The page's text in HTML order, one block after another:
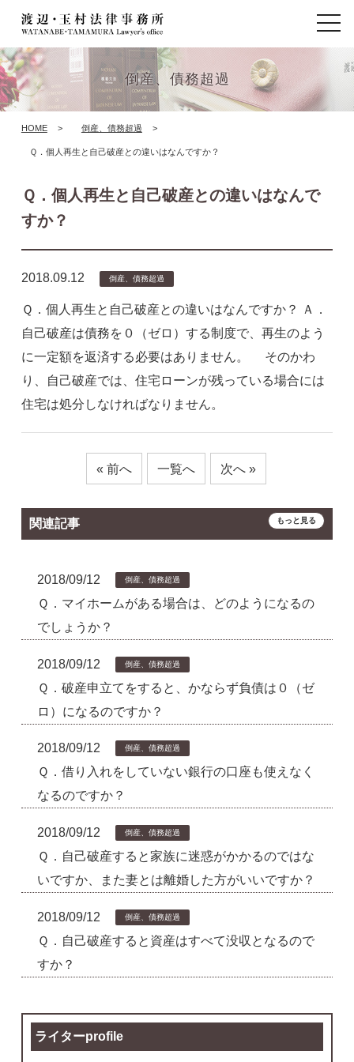
倒産、債務超過
HOME > 倒産、債務超過 >
Ｑ．個人再生と自己破産との違いはなんですか？
Ｑ．個人再生と自己破産との違いはなんで
すか？
2018.09.12 倒産、債務超過
Ｑ．個人再生と自己破産との違いはなんですか？ Ａ．
自己破産は債務を０（ゼロ）する制度で、再生のよう
に一定額を返済する必要はありません。 そのかわ
り、自己破産では、住宅ローンが残っている場合には
住宅は処分しなければなりません。
« 前へ 一覧へ 次へ »
関連記事 もっと見る
2018/09/12 倒産、債務超過
Ｑ．マイホームがある場合は、どのようになるの
でしょうか？
2018/09/12 倒産、債務超過
Ｑ．破産申立てをすると、かならず負債は０（ゼ
ロ）になるのですか？
2018/09/12 倒産、債務超過
Ｑ．借り入れをしていない銀行の口座も使えなく
なるのですか？
2018/09/12 倒産、債務超過
Ｑ．自己破産すると家族に迷惑がかかるのではな
いですか、また妻とは離婚した方がいいですか？
2018/09/12 倒産、債務超過
Ｑ．自己破産すると資産はすべて没収となるので
すか？
ライターprofile
t
o
g